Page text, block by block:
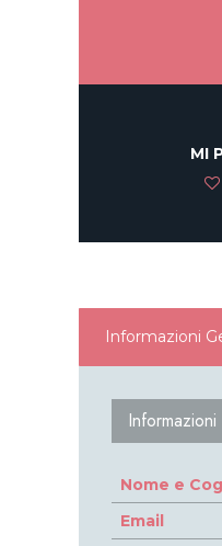
MI
Informazioni
Nome e
Email